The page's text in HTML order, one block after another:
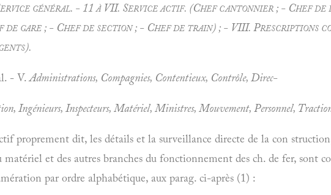
général. - 11 à VII. Service actif. (Chef cantonnier ; - Chef de
de gare ; - Chef de section ; - Chef de train) ; - VIII. Prescriptions
- V.Administrations, Compagnies, Contentieux, Contrôle, Direc-
Ingénieurs, Inspecteurs, Matériel, Ministres, Mouvement, Personnel,
proprement dit, les détails et la surveillance directe de la con
et des autres branches du fonctionnement des ch. de fer, sont
par ordre alphabétique, aux parag. ci-après (1) :